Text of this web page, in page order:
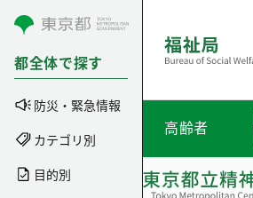
コンテンツにスキップ
都全体で探す
防災・緊急情報
カテゴリ別
目的別
高齢者